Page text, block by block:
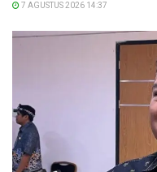
7 AGUSTUS 2026 14:37